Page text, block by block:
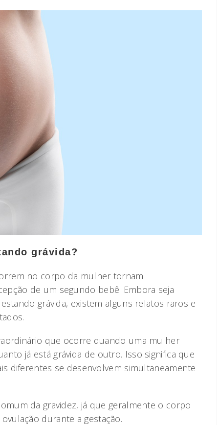
grávida?
no corpo da mulher tornam
de um segundo bebê. Embora seja
grávida, existem alguns relatos raros e
que ocorre quando uma mulher
já está grávida de outro. Isso significa que
diferentes se desenvolvem simultaneamente
da gravidez, já que geralmente o corpo
durante a gestação.